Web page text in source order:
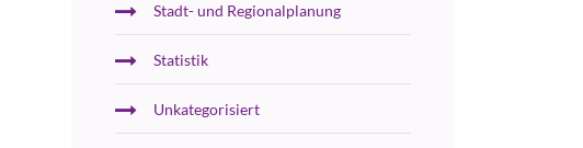
Stadt- und Regionalplanung
Statistik
Unkategorisiert